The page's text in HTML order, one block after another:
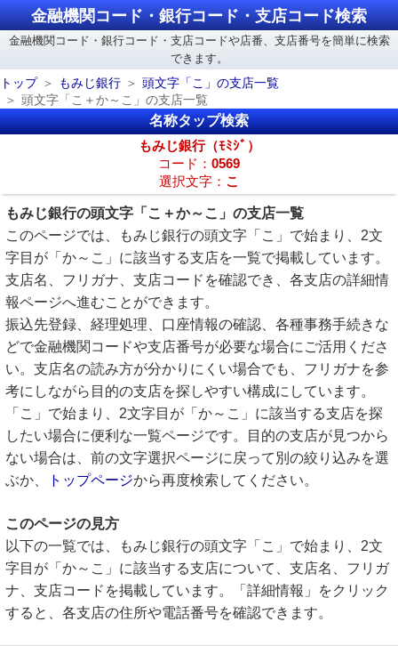
金融機関コード・銀行コード・支店コード検索
金融機関コード・銀行コード・支店コードや店番、支店番号を簡単に検索
できます。
トップ
もみじ銀行
頭文字「こ」の支店一覧
頭文字「こ＋か～こ」の支店一覧
名称タップ検索
もみじ銀行（ﾓﾐｼﾞ）
コード： 0569
選択文字： こ
もみじ銀行の頭文字「こ＋か～こ」の支店一覧
このページでは、もみじ銀行の頭文字「こ」で始まり、2文
字目が「か～こ」に該当する支店を一覧で掲載しています。
支店名、フリガナ、支店コードを確認でき、各支店の詳細情
報ページへ進むことができます。
振込先登録、経理処理、口座情報の確認、各種事務手続きな
どで金融機関コードや支店番号が必要な場合にご活用くださ
い。支店名の読み方が分かりにくい場合でも、フリガナを参
考にしながら目的の支店を探しやすい構成にしています。
「こ」で始まり、2文字目が「か～こ」に該当する支店を探
したい場合に便利な一覧ページです。目的の支店が見つから
ない場合は、前の文字選択ページに戻って別の絞り込みを選
ぶか、
トップページから再度検索してください。
このページの見方
以下の一覧では、もみじ銀行の頭文字「こ」で始まり、2文
字目が「か～こ」に該当する支店について、支店名、フリガ
ナ、支店コードを掲載しています。「詳細情報」をクリック
すると、各支店の住所や電話番号を確認できます。